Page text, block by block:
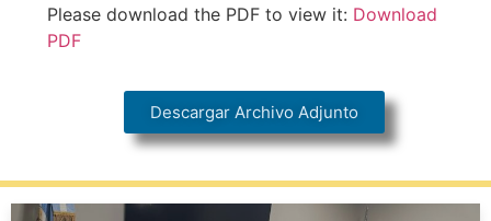
Please download the PDF to view it: Download
PDF
Descargar Archivo Adjunto